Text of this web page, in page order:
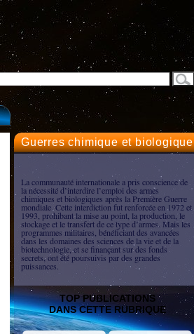
Guerres chimique et biologique
La communauté internationale a pris conscience de
la nécessité d’interdire l’emploi des armes
chimiques et biologiques après la Première Guerre
mondiale. Cette interdiction fut renforcée en 1972 et
1993, prohibant la mise au point, la production, le
stockage et le transfert de ce type d’armes. Mais les
programmes militaires, bénéficiant des avancées
dans les domaines des sciences de la vie et de la
biotechnologie, et se finançant sur des fonds
secrets, ont été poursuivis par des grandes
puissances.
TOP PUBLICATIONS
DANS CETTE RUBRIQUE